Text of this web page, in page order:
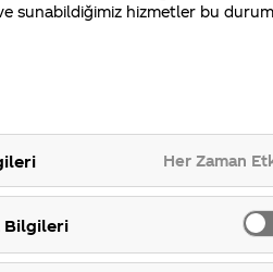
sunabildiğimiz hizmetler bu
Her Zaman
Bilgileri